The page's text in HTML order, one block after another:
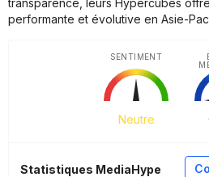
transparence, leurs Hypercubes
performante et évolutive en Asie-
Neutre
SENTIMENT
Statistiques MediaHype